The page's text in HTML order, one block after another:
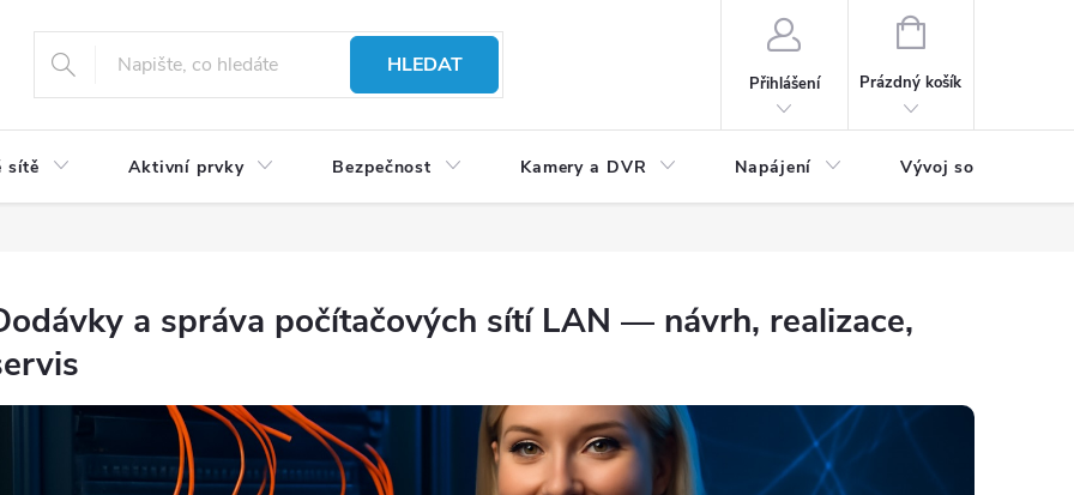
HLEDAT
Přihlášení
NÁKUPNÍ
Prázdný košík
sítě Aktivní prvky Bezpečnost Kamery a DVR Napájení Vývoj software
a správa počítačových sítí LAN — návrh, realizace,